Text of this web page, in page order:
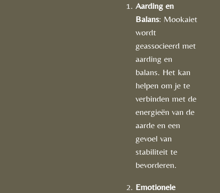
Aarding en
Balans: Mookaiet
wordt
geassocieerd met
aarding en
balans. Het kan
helpen om je te
verbinden met de
energieën van de
aarde en een
gevoel van
stabiliteit te
bevorderen.
Emotionele